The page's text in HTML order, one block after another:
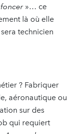
»… ce
là où elle
technicien
? Fabriquer
aéronautique ou
sur des
qui requiert